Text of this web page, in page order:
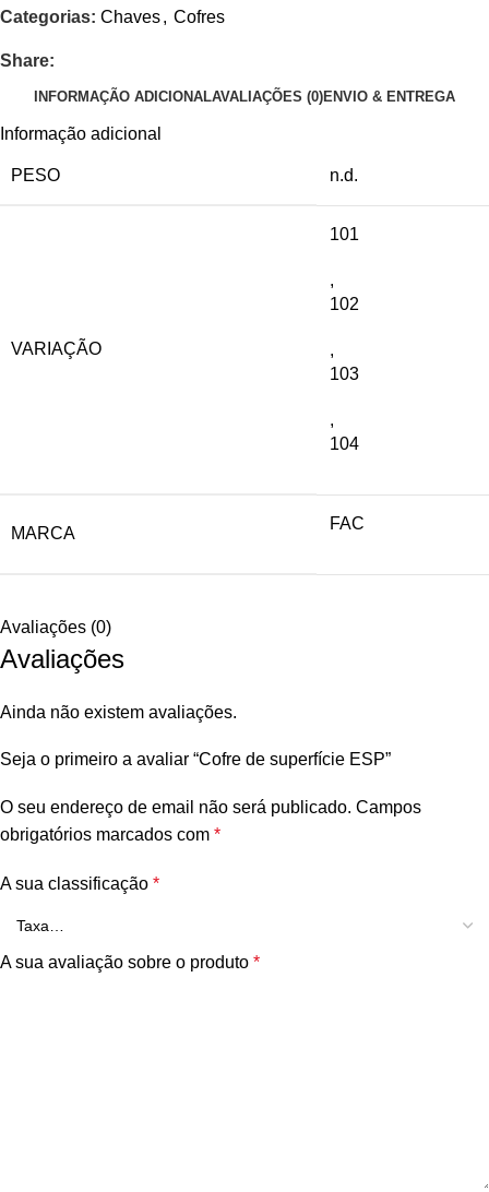
Categorias: Chaves, Cofres
Share:
INFORMAÇÃO ADICIONALAVALIAÇÕES (0)ENVIO & ENTREGA
Informação adicional
PESO n.d.
VARIAÇÃO
101
,
102
,
103
,
104
MARCA
FAC
Avaliações (0)
Avaliações
Ainda não existem avaliações.
Seja o primeiro a avaliar “Cofre de superfície ESP”
O seu endereço de email não será publicado. Campos
obrigatórios marcados com *
A sua classificação *
A sua avaliação sobre o produto *